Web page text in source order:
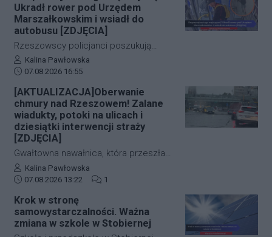
zakończyły się szczęśliwie.
sądowych. Z przeprowadzonej sekcji
zwłok 37-letniego mężczyzny wynika,
że na tym etapie postępowania nic nie
wskazuje na udział osób trzecich.
Ukradł rower pod Urzędem
Marszałkowskim i wsiadł do
autobusu [ZDJĘCIA]
Rzeszowscy policjanci poszukują
sprawcy kradzieży roweru marki Kross
o wartości około 1500 złotych. Do
zdarzenia doszło w ścisłym centrum
miasta – pod Urzędem
Marszałkowskim przy al. Cieplińskiego.
Złodziej ze skradzionym jednośladem
wsiadł do autobusu MPK linii 28. Jego
wizerunek zarejestrowały kamery
monitoringu, a policja apeluje o pomoc
w identyfikacji mężczyzny.
Autor artykułu:
Kalina Pawłowska
Data dodania artykułu:
07.08.2026 16:55
[AKTUALIZACJA]Oberwanie
chmury nad Rzeszowem! Zalane
wiadukty, potoki na ulicach i
dziesiątki interwencji straży
[ZDJĘCIA]
Gwałtowna nawałnica, która przeszła
nad Rzeszowem tuż po godzinie 12:00,
w kilka minut sparaliżowała ruch w
rwące potoki ulice, zalane wiadukty i
wybijające studzienki kanalizacyjne
odcięły od świata kluczowe arterie.
Autor artykułu:
Kalina Pawłowska
Data dodania artykułu:
07.08.2026 13:22 Liczba komentarzy artykułu:
1
Krok w stronę
samowystarczalności. Ważna
zmiana w szkole w Stobiernej